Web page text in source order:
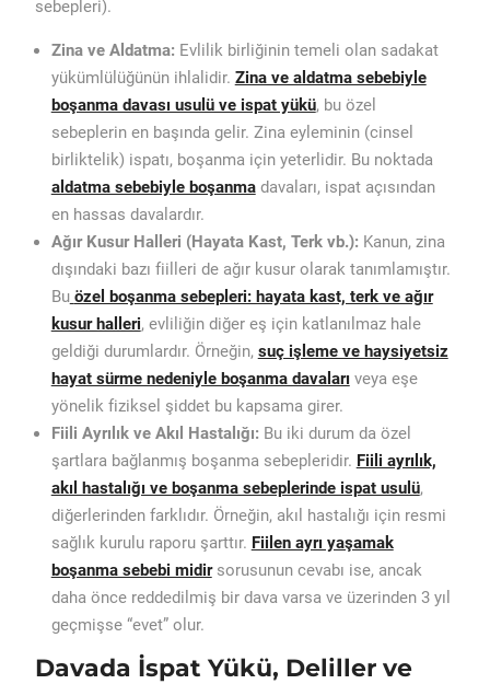
sebepleri).
Zina ve Aldatma: Evlilik birliğinin temeli olan sadakat
yükümlülüğünün ihlalidir. Zina ve aldatma sebebiyle
boşanma davası usulü ve ispat yükü, bu özel
sebeplerin en başında gelir. Zina eyleminin (cinsel
birliktelik) ispatı, boşanma için yeterlidir. Bu noktada
aldatma sebebiyle boşanmadavaları, ispat açısından
en hassas davalardır.
Ağır Kusur Halleri (Hayata Kast, Terk vb.): Kanun, zina
dışındaki bazı fiilleri de ağır kusur olarak tanımlamıştır.
Bu özel boşanma sebepleri: hayata kast, terk ve ağır
kusur halleri, evliliğin diğer eş için katlanılmaz hale
geldiği durumlardır. Örneğin, suç işleme ve haysiyetsiz
hayat sürme nedeniyle boşanma davaları veya eşe
yönelik fiziksel şiddet bu kapsama girer.
Fiili Ayrılık ve Akıl Hastalığı: Bu iki durum da özel
şartlara bağlanmış boşanma sebepleridir. Fiili ayrılık,
akıl hastalığı ve boşanma sebeplerinde ispat usulü,
diğerlerinden farklıdır. Örneğin, akıl hastalığı için resmi
sağlık kurulu raporu şarttır. Fiilen ayrı yaşamak
boşanma sebebi midirsorusunun cevabı ise, ancak
daha önce reddedilmiş bir dava varsa ve üzerinden 3 yıl
geçmişse “evet” olur.
Davada İspat Yükü, Deliller ve